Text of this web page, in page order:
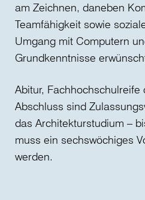
am Zeichnen, daneben
Teamfähigkeit sowie
Umgang mit Computern
Grundkenntnisse
Abitur,
Abschluss sind
das Architekturstudium –
muss ein sechswöchiges
werden.